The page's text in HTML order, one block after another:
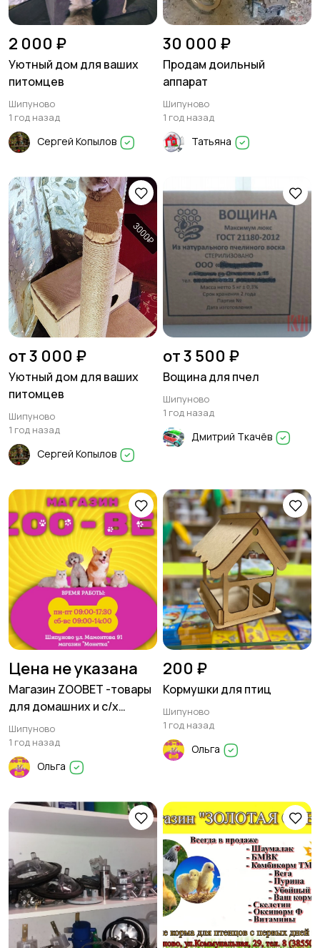
2 000 ₽
Уютный дом для ваших
питомцев
Шипуново
1 год назад
Сергей Копылов
30 000 ₽
Продам доильный
аппарат
Шипуново
1 год назад
Татьяна
от 3 000 ₽
Уютный дом для ваших
питомцев
Шипуново
1 год назад
Сергей Копылов
от 3 500 ₽
Вощина для пчел
Шипуново
1 год назад
Дмитрий Ткачёв
Цена не указана
Магазин ZOOBET -товары
для домашних и с/х
животных
Шипуново
1 год назад
Ольга
200 ₽
Кормушки для птиц
Шипуново
1 год назад
Ольга